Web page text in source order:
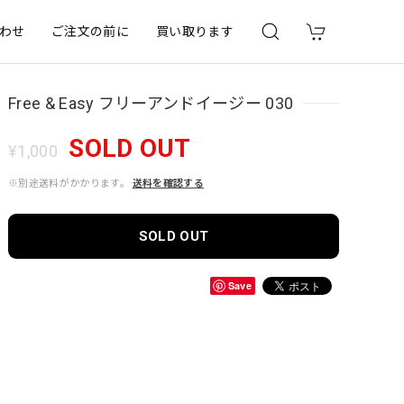
せ ご注文の前に 買い取ります
Free & Easy フリーアンドイージー 030
¥1,000 SOLD OUT
※別途送料がかかります。 送料を確認する
SOLD OUT
Save